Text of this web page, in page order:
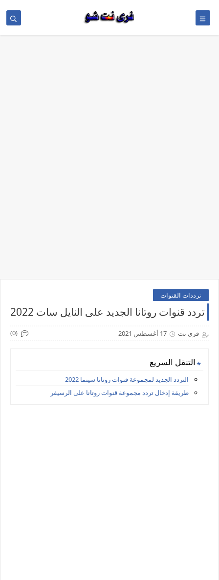
ترددات القنوات
تردد قنوات روتانا الجديد على النايل سات 2022
فرى نت 17 أغسطس 2021 (0)
التنقل السريع
التردد الجديد لمجموعة قنوات روتانا سينما 2022
طريقة إدخال تردد مجموعة قنوات روتانا على الرسيفر